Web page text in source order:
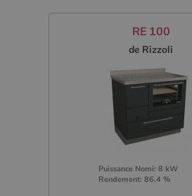
RE 100
de Rizzoli
Puissance Nomi: 8 kW
Rendement: 86.4 %